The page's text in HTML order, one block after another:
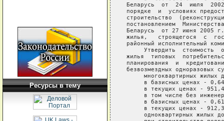
Ресурсы в тему
Беларусь  от  24  июля
порядке  и  условиях
строительство
постановлением
Беларусь  от 27 июня 2005
жилья,   строящегося  с
районный исполнительный
Утвердить  стоимость
жилья  типовых
планирования  и
безвозмездных одноразовых
многоквартирных жилых
в базисных ценах -
в текущих ценах -
в том числе без
в базисных ценах -
в текущих ценах -
одноквартирных жилых